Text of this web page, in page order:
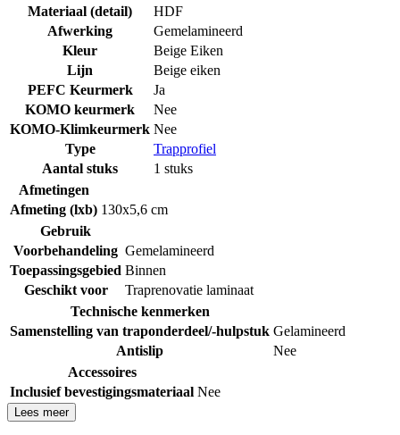
Materiaal (detail)
HDF
Afwerking
Gemelamineerd
Kleur
Beige Eiken
Lijn
Beige eiken
PEFC Keurmerk
Ja
KOMO keurmerk
Nee
KOMO-Klimkeurmerk Nee
Type
Trapprofiel
Aantal stuks
1 stuks
Afmetingen
Afmeting (lxb) 130x5,6 cm
Gebruik
Voorbehandeling Gemelamineerd
Toepassingsgebied Binnen
Geschikt voor
Traprenovatie laminaat
Technische kenmerken
Samenstelling van traponderdeel/-hulpstuk Gelamineerd
Antislip
Nee
Accessoires
Inclusief bevestigingsmateriaal Nee
Lees meer